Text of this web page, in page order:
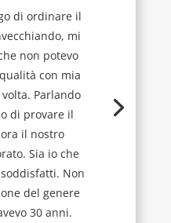
di ordinare il
mi
non potevo
con mia
Parlando
di provare il
il nostro
Sia io che
Non
del genere
30 anni.